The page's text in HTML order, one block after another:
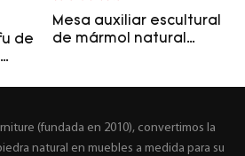
de
Mesa auxiliar escultural
de mármol natural
(fundada en 2010), convertimos la
natural en muebles a medida para su